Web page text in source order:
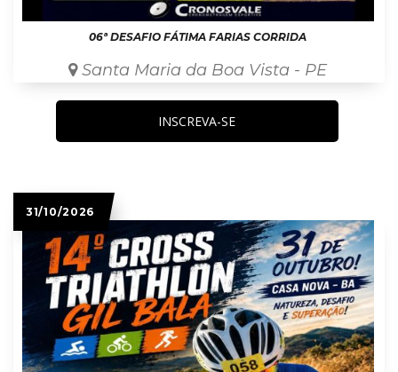
06ª DESAFIO FÁTIMA FARIAS CORRIDA
Santa Maria da Boa Vista - PE
INSCREVA-SE
31/10/2026